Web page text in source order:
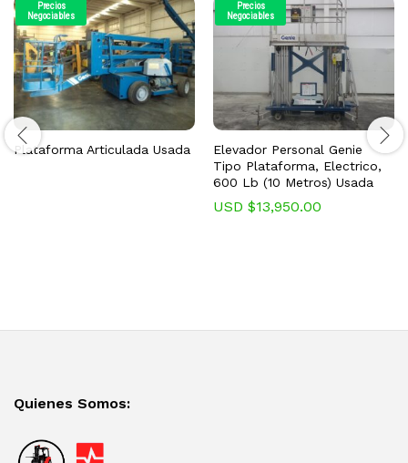
Precios
Negociables
Plataforma Articulada Usada
Precios
Negociables
Elevador Personal Genie
Tipo Plataforma, Electrico,
600 Lb (10 Metros) Usada
USD $13,950.00
Quienes Somos: